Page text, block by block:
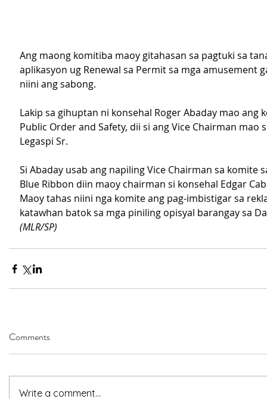
Ang maong komitiba maoy gitahasan sa pagtuki sa
aplikasyon ug Renewal sa Permit sa mga amusement
niini ang sabong.
Lakip sa gihuptan ni konsehal Roger Abaday mao ang
Public Order and Safety, dii si ang Vice Chairman mao
Legaspi Sr.
Si Abaday usab ang napiling Vice Chairman sa komite
Blue Ribbon diin maoy chairman si konsehal Edgar
Maoy tahas niini nga komite ang pag-imbistigar sa
katawhan batok sa mga piniling opisyal barangay sa
(MLR/SP)
Comments
Write a comment...